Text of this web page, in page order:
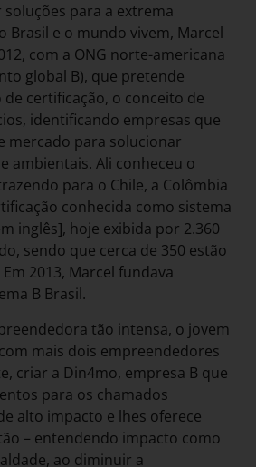
soluções para a extrema
Brasil e o mundo vivem, Marcel
com a ONG norte-americana
global B), que pretende
certificação, o conceito de
identificando empresas que
mercado para solucionar
ambientais. Ali conheceu o
para o Chile, a Colômbia
conhecida como sistema
inglês], hoje exibida por 2.360
sendo que cerca de 350 estão
2013, Marcel fundava
B Brasil.
tão intensa, o jovem
mais dois empreendedores
criar a Din4mo, empresa B que
para os chamados
alto impacto e lhes oferece
– entendendo impacto como
ao diminuir a